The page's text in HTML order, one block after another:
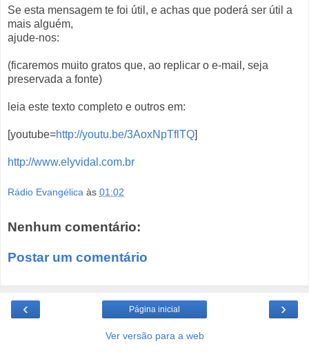
Se esta mensagem te foi útil, e achas que poderá ser útil a
mais alguém,
ajude-nos:
(ficaremos muito gratos que, ao replicar o e-mail, seja
preservada a fonte)
leia este texto completo e outros em:
[youtube=http://youtu.be/3AoxNpTflTQ]
http://www.elyvidal.com.br
Rádio Evangélica às 01:02
Nenhum comentário:
Postar um comentário
‹ ›
Página inicial
Ver versão para a web